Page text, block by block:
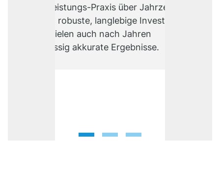
Dienstleistungs-Praxis über Jahrzehnte.
Sie sind robuste, langlebige Investition
und erzielen auch nach Jahren
zuverlässig akkurate Ergebnisse.
1 2 3